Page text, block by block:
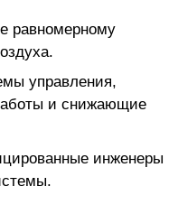
равномерному
управления,
и снижающие
инженеры